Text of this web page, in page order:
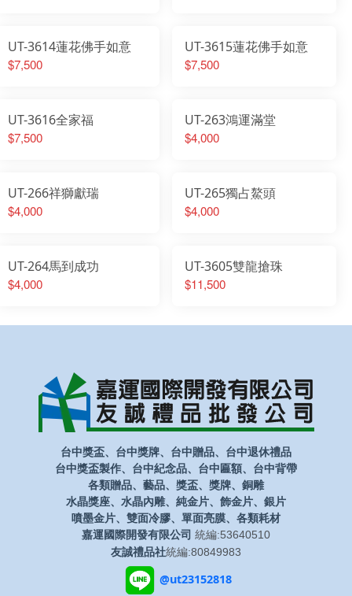
UT-3614蓮花佛手如意
$7,500
UT-3615蓮花佛手如意
$7,500
UT-3616全家福
$7,500
UT-263鴻運滿堂
$4,000
UT-266祥獅獻瑞
$4,000
UT-265獨占鰲頭
$4,000
UT-264馬到成功
$4,000
UT-3605雙龍搶珠
$11,500
台中獎盃、台中獎牌、台中贈品、台中退休禮品
台中獎盃製作、台中紀念品、台中匾額、台中背帶
各類贈品、藝品、獎盃、獎牌、銅雕
水晶獎座、水晶內雕、純金片、飾金片、銀片
噴墨金片、雙面冷膠、單面亮膜、各類耗材
嘉運國際開發有限公司 統編:53640510
友誠禮品社統編:80849983
@ut23152818